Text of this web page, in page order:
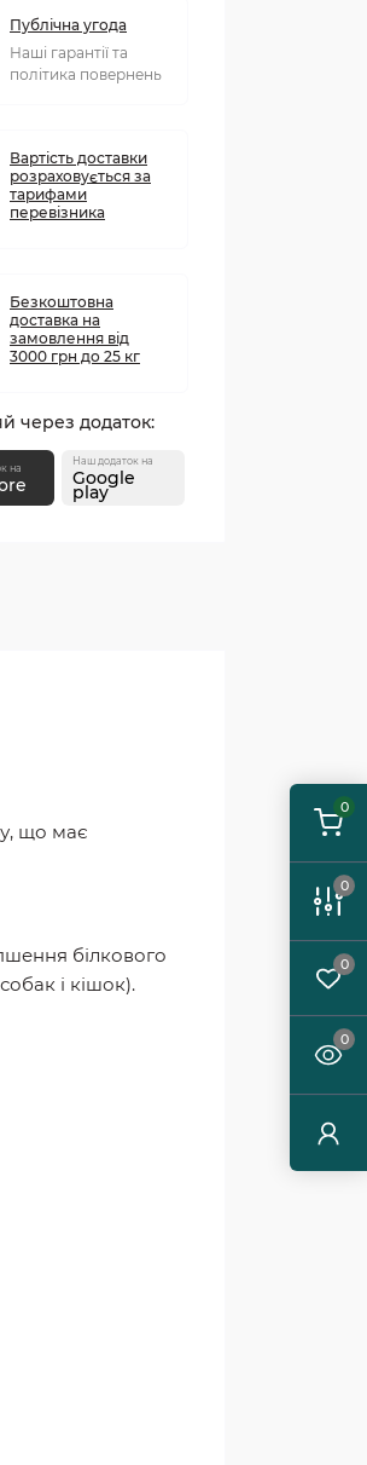
0
0
0
0
Публічна угода
Наші гарантії та
політика повернень
Вартість доставки
розраховується за
тарифами
перевізника
Безкоштовна
доставка на
замовлення від
3000 грн до 25 кг
через додаток:
на
Наш додаток на
Google
play
що має
білкового
і кішок).